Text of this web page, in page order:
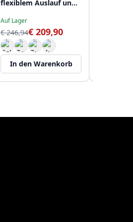
flexiblem Auslauf und
PS8110-02
Auf Lager
€ 246,94€ 209,90
In den Warenkorb